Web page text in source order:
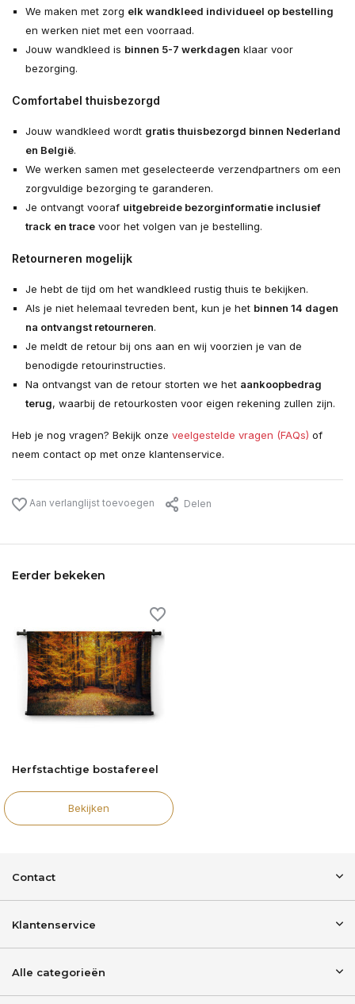
We maken met zorg elk wandkleed individueel op bestelling
en werken niet met een voorraad.
Jouw wandkleed is binnen 5-7 werkdagen klaar voor
bezorging.
Comfortabel thuisbezorgd
Jouw wandkleed wordt gratis thuisbezorgd binnen Nederland
en België.
We werken samen met geselecteerde verzendpartners om een
zorgvuldige bezorging te garanderen.
Je ontvangt vooraf uitgebreide bezorginformatie inclusief
track en tracevoor het volgen van je bestelling.
Retourneren mogelijk
Je hebt de tijd om het wandkleed rustig thuis te bekijken.
Als je niet helemaal tevreden bent, kun je het binnen 14 dagen
na ontvangst retourneren.
Je meldt de retour bij ons aan en wij voorzien je van de
benodigde retourinstructies.
Na ontvangst van de retour storten we het aankoopbedrag
terug, waarbij de retourkosten voor eigen rekening zullen zijn.
Heb je nog vragen? Bekijk onze veelgestelde vragen (FAQs) of
neem contact op met onze klantenservice.
Aan verlanglijst toevoegen Delen
Eerder bekeken
Herfstachtige bostafereel
Bekijken
Contact
Klantenservice
Alle categorieën